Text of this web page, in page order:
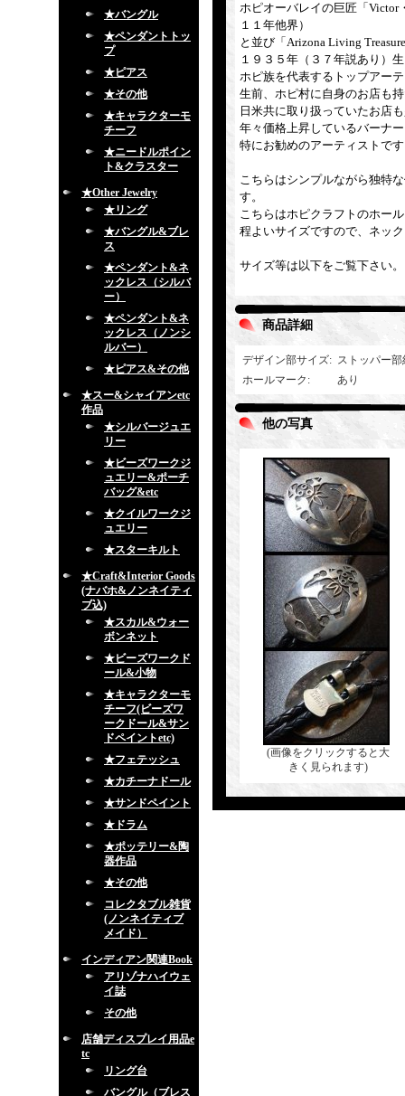
★バングル
★ペンダントトッ
プ
★ピアス
★その他
★キャラクターモ
チーフ
★ニードルポイン
ト&クラスター
★Other Jewelry
★リング
★バングル&ブレ
ス
★ペンダント&ネ
ックレス（シルバ
ー）
★ペンダント&ネ
ックレス（ノンシ
ルバー）
★ピアス&その他
★スー&シャイアンetc
作品
★シルバージュエ
リー
★ビーズワークジ
ュエリー&ポーチ
バッグ&etc
★クイルワークジ
ュエリー
★スターキルト
★Craft&Interior Goods
(ナバホ&ノンネイティ
ブ込)
★スカル&ウォー
ボンネット
★ビーズワークド
ール&小物
★キャラクターモ
チーフ(ビーズワ
ークドール&サン
ドペイントetc)
★フェテッシュ
★カチーナドール
★サンドペイント
★ドラム
★ポッテリー&陶
器作品
★その他
コレクタブル雑貨
(ノンネイティブ
メイド）
インディアン関連Book
アリゾナハイウェ
イ誌
その他
店舗ディスプレイ用品e
tc
リング台
バングル（ブレス
ホピオーバレイの巨匠「Victor
１１年他界）
と並び「Arizona Living
１９３５年（３７年説あり）
ホピ族を代表するトップアー
生前、ホピ村に自身のお店も
日米共に取り扱っていたお店
年々価格上昇しているバーナ
特にお勧めのアーティストで
こちらはシンプルながら独特
す。
こちらはホピクラフトのホー
程よいサイズですので、ネッ
サイズ等は以下をご覧下さい。
商品詳細
デザイン部サイズ: ストッパー
ホールマーク : あり
他の写真
(画像をクリックすると大
きく見られます)